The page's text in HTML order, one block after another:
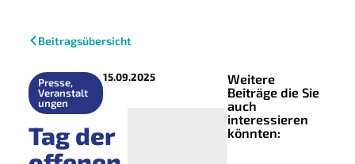
Beitragsübersicht
Presse,
Veranstalt
ungen
15.09.2025
Tag der
Weitere
Beiträge die Sie
auch
interessieren
könnten: